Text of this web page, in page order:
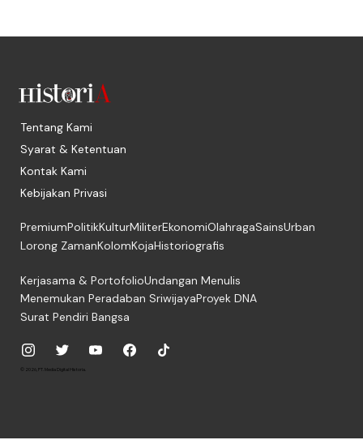
Tentang Kami
Syarat & Ketentuan
Kontak Kami
Kebijakan Privasi
PremiumPolitikKulturMiliterEkonomiOlahragaSainsUrban
Lorong ZamanKolomKojaHistoriografis
Kerjasama & PortofolioUndangan Menulis
Menemukan Peradaban SriwijayaProyek DNA
Surat Pendiri Bangsa
© 2026, PT. Media Digital Historia.